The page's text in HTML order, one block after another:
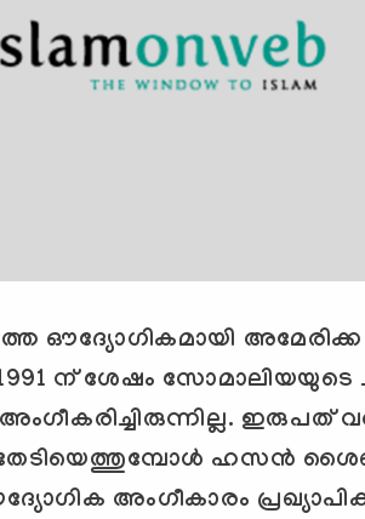
ഔദ്യോഗികമായി അമേരിക്ക
ന് ശേഷം സോമാലിയയുടെ
ഇരുപത്
തേടിയെത്തുമ്പോള്‍ ഹസന്‍
അംഗീകാരം